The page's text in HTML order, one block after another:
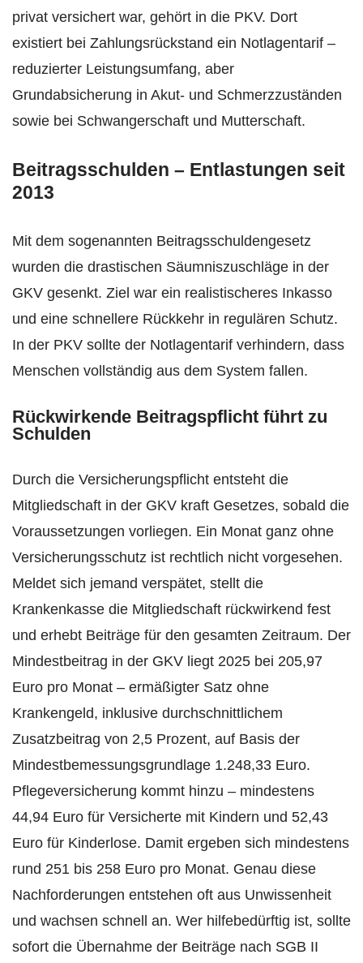
privat versichert war, gehört in die PKV. Dort
existiert bei Zahlungsrückstand ein Notlagentarif –
reduzierter Leistungsumfang, aber
Grundabsicherung in Akut- und Schmerzzuständen
sowie bei Schwangerschaft und Mutterschaft.
Beitragsschulden – Entlastungen seit
2013
Mit dem sogenannten Beitragsschuldengesetz
wurden die drastischen Säumniszuschläge in der
GKV gesenkt. Ziel war ein realistischeres Inkasso
und eine schnellere Rückkehr in regulären Schutz.
In der PKV sollte der Notlagentarif verhindern, dass
Menschen vollständig aus dem System fallen.
Rückwirkende Beitragspflicht führt zu
Schulden
Durch die Versicherungspflicht entsteht die
Mitgliedschaft in der GKV kraft Gesetzes, sobald die
Voraussetzungen vorliegen. Ein Monat ganz ohne
Versicherungsschutz ist rechtlich nicht vorgesehen.
Meldet sich jemand verspätet, stellt die
Krankenkasse die Mitgliedschaft rückwirkend fest
und erhebt Beiträge für den gesamten Zeitraum. Der
Mindestbeitrag in der GKV liegt 2025 bei 205,97
Euro pro Monat – ermäßigter Satz ohne
Krankengeld, inklusive durchschnittlichem
Zusatzbeitrag von 2,5 Prozent, auf Basis der
Mindestbemessungsgrundlage 1.248,33 Euro.
Pflegeversicherung kommt hinzu – mindestens
44,94 Euro für Versicherte mit Kindern und 52,43
Euro für Kinderlose. Damit ergeben sich mindestens
rund 251 bis 258 Euro pro Monat. Genau diese
Nachforderungen entstehen oft aus Unwissenheit
und wachsen schnell an. Wer hilfebedürftig ist, sollte
sofort die Übernahme der Beiträge nach SGB II